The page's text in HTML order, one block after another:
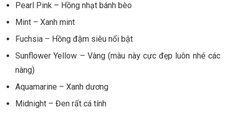
Pearl Pink – Hồng nhạt bánh bèo
Mint – Xanh mint
Fuchsia – Hồng đậm siêu nổi bật
Sunflower Yellow – Vàng (màu này cực đẹp luôn nhé các
nàng)
Aquamarine – Xanh dương
Midnight – Đen rất cá tính